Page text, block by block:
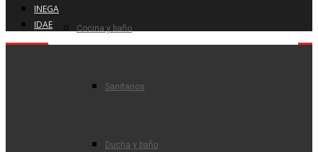
Cocina y baño
Sanitarios
Ducha y baño
INEGA
IDAE